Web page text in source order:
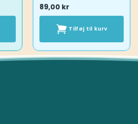
89,00 kr
Tilføj til kurv